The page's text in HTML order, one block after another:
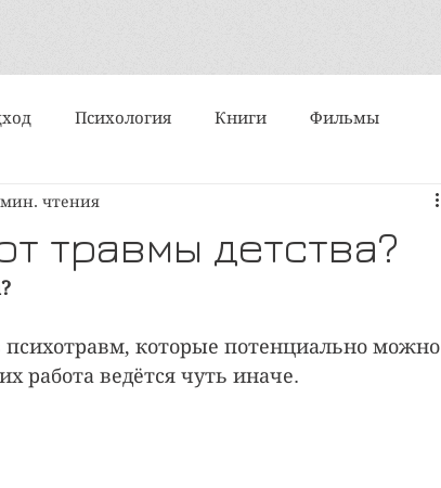
Психология Книги Фильмы
Поэзия Статьи Вертикальное развитие
травмы детства?
чтения
которые потенциально можно
работа ведётся чуть иначе.